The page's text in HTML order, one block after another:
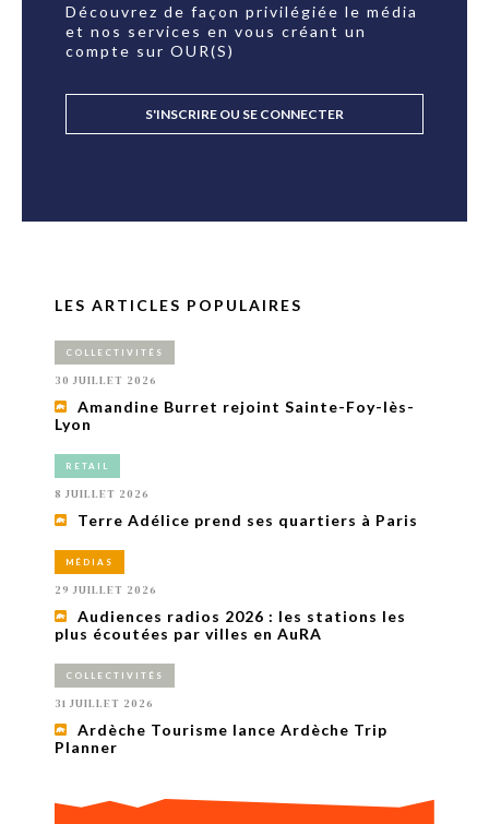
Découvrez de façon privilégiée le média
et nos services en vous créant un
compte sur OUR(S)
S'INSCRIRE OU SE CONNECTER
LES ARTICLES POPULAIRES
COLLECTIVITÉS
30 JUILLET 2026
Amandine Burret rejoint Sainte-Foy-lès-
Lyon
RETAIL
8 JUILLET 2026
Terre Adélice prend ses quartiers à Paris
MÉDIAS
29 JUILLET 2026
Audiences radios 2026 : les stations les
plus écoutées par villes en AuRA
COLLECTIVITÉS
31 JUILLET 2026
Ardèche Tourisme lance Ardèche Trip
Planner